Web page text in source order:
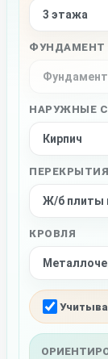
ФУНДАМЕНТ
НАРУЖНЫЕ
ПЕРЕКРЫТИЯ
КРОВЛЯ